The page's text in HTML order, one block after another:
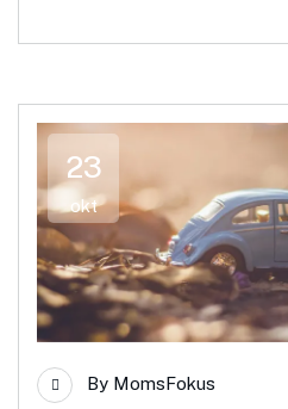
23
okt
By MomsFokus